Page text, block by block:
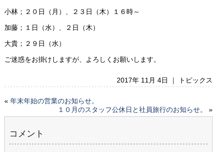
小林；２０日（月）、２３日（木）１６時～
加藤；１日（水）、２日（木）
大貴；２９日（水）
ご迷惑をお掛けしますが、よろしくお願いします。
2017年 11月 4日 ｜ トピックス
« 年末年始の営業のお知らせ。
１０月のスタッフ公休日と社員旅行のお知らせ。
»
コメント